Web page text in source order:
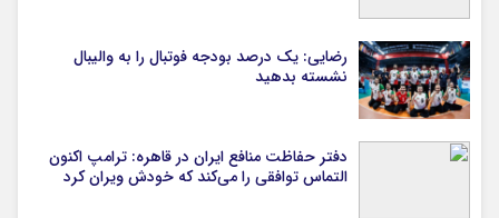
رضایی: یک درصد بودجه فوتبال را به والیبال
نشسته بدهید
دفتر حفاظت منافع ایران در قاهره: ترامپ اکنون
التماس توافقی را می‌کند که خودش ویران کرد